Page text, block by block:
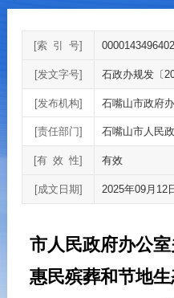
[索 引 号]
[发文字号] 石政办规发〔
[发布机构] 石嘴山市政府办
[责任部门] 石嘴山市人民
[有 效 性] 有效
[成文日期] 2025年09月12
市人民政府办公
惠民殡葬和节地